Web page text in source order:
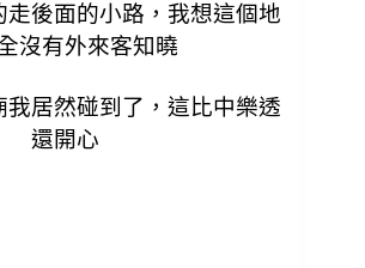
走後面的小路，我想這個地
沒有外來客知曉
我居然碰到了，這比中樂透
還開心